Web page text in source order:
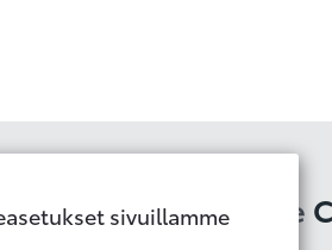
Toyota Proace
sivuillamme